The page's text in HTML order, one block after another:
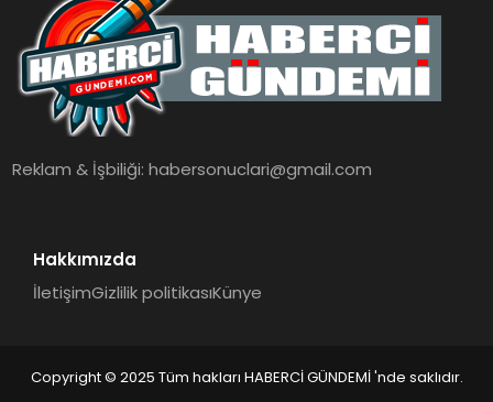
EĞITIM
SAĞLIK
TEKNOLOJI
Reklam & İşbiliği:habersonuclari@gmail.com
Hakkımızda
İletişimGizlilik politikasıKünye
Copyright © 2025 Tüm hakları HABERCİ GÜNDEMİ 'nde saklıdır.